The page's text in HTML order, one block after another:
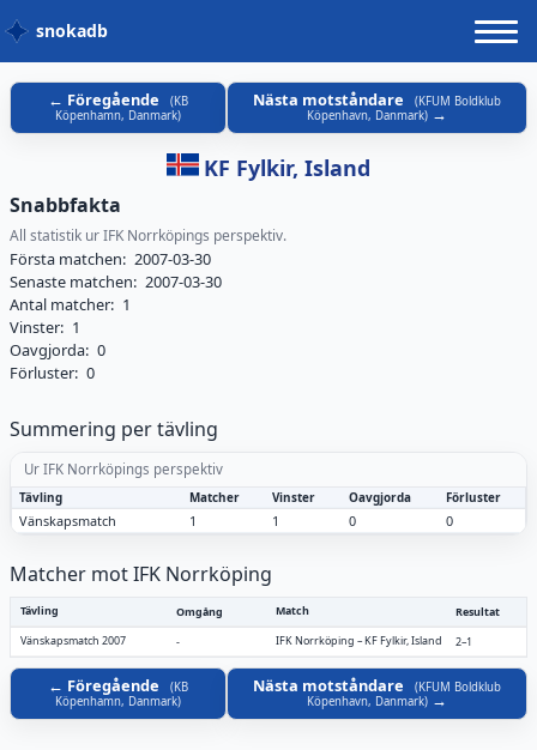
snokadb
Föregående (KB
Köpenhamn, Danmark)
Nästa motståndare (KFUM Boldklub
Köpenhavn, Danmark)
KF Fylkir, Island
Snabbfakta
All statistik ur IFK Norrköpings perspektiv.
Första matchen: 2007-03-30
Senaste matchen: 2007-03-30
Antal matcher: 1
Vinster: 1
Oavgjorda: 0
Förluster: 0
Summering per tävling
Ur IFK Norrköpings perspektiv
Tävling Matcher Vinster Oavgjorda Förluster
Vänskapsmatch 1 1 0 0
Matcher mot IFK Norrköping
Tävling Omgång Match
Resultat
Vänskapsmatch 2007
- IFK Norrköping –KF Fylkir, Island 2–1
Föregående (KB
Köpenhamn, Danmark)
Nästa motståndare (KFUM Boldklub
Köpenhavn, Danmark)